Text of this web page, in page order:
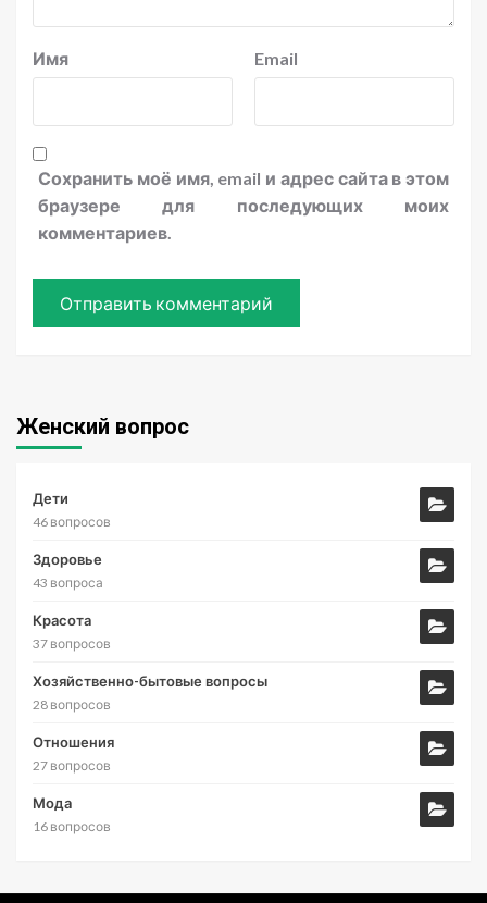
Имя Email
Сохранить моё имя, email и адрес сайта в этом
браузере для последующих моих
комментариев.
Женский вопрос
Дети
46 вопросов
Здоровье
43 вопроса
Красота
37 вопросов
Хозяйственно-бытовые вопросы
28 вопросов
Отношения
27 вопросов
Мода
16 вопросов